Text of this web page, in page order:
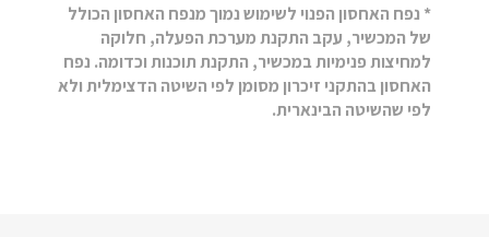
* נפח האחסון הפנוי לשימוש נמוך מנפח האחסון הכולל
של המכשיר, עקב התקנת מערכת הפעלה, חלוקה
למחיצות פנימיות במכשיר, התקנת תוכנות וכדומה. נפח
האחסון בהתקני זיכרון מסומן לפי השיטה הדצימלית ולא
לפי שהשיטה הבינארית.